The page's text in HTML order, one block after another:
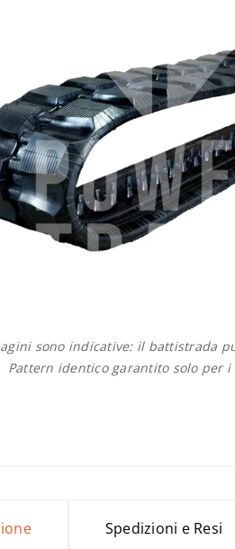
sono indicative: il battistrada
Pattern identico garantito solo per
Spedizioni e Resi